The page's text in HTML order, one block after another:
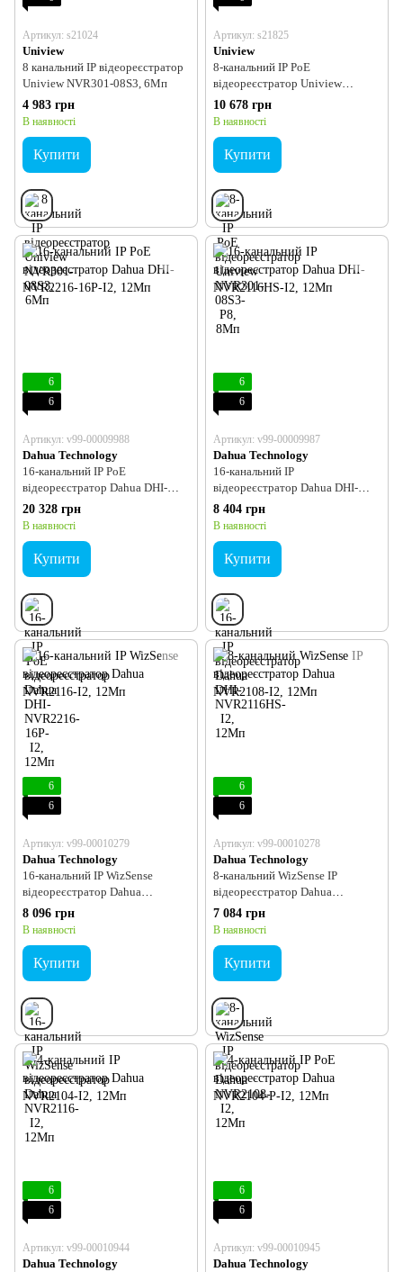
Артикул: s21024
Uniview
8 канальний IP відеореєстратор
Uniview NVR301-08S3, 6Мп
4 983 грн
В наявності
Купити
Артикул: s21825
Uniview
8-канальний IP PoE
відеореєстратор Uniview
NVR301-08S3-P8, 8Мп
10 678 грн
В наявності
Купити
6
6
Артикул: v99-00009988
Dahua Technology
16-канальний IP PoE
відеореєстратор Dahua DHI-
NVR2216-16P-I2, 12Мп
20 328 грн
В наявності
Купити
6
6
Артикул: v99-00009987
Dahua Technology
16-канальний IP
відеореєстратор Dahua DHI-
NVR2116HS-I2, 12Мп
8 404 грн
В наявності
Купити
6
6
Артикул: v99-00010279
Dahua Technology
16-канальний IP WizSense
відеореєстратор Dahua
NVR2116-I2, 12Мп
8 096 грн
В наявності
Купити
6
6
Артикул: v99-00010278
Dahua Technology
8-канальний WizSense IP
відеореєстратор Dahua
NVR2108-I2, 12Мп
7 084 грн
В наявності
Купити
6
6
Артикул: v99-00010944
Dahua Technology
6
6
Артикул: v99-00010945
Dahua Technology